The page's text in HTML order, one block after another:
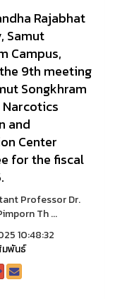
Rajabhat
Samut
Campus,
9th meeting
Songkhram
and
Center
for the fiscal
Professor Dr.
Th ...
10:48:32
มพันธ์